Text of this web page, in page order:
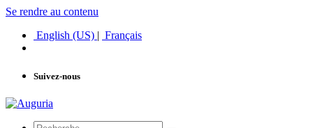
Se rendre au contenu
English (US) | Français
Suivez-nous